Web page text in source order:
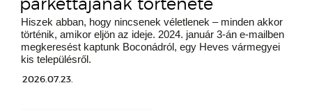
Hiszek abban, hogy nincsenek véletlenek – minden akkor
történik, amikor eljön az ideje. 2024. január 3-án e-mailben
megkeresést kaptunk Boconádról, egy Heves vármegyei
kis településről.
2026.07.23.